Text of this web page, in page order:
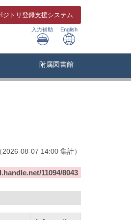
ジトリ 登録支援システム
入力補助 English
附属図書館
（2026-08-07 14:00 集計）
11094/8043